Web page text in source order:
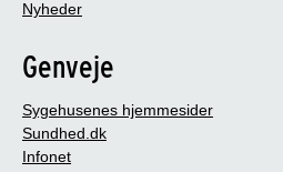
Nyheder
Genveje
Sygehusenes hjemmesider
Sundhed.dk
Infonet